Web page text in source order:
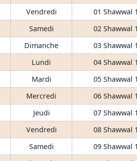
Vendredi 01 Shawwal
Samedi 02 Shawwal
Dimanche 03 Shawwal
Lundi 04 Shawwal
Mardi 05 Shawwal
Mercredi 06 Shawwal
Jeudi 07 Shawwal
Vendredi 08 Shawwal
Samedi 09 Shawwal